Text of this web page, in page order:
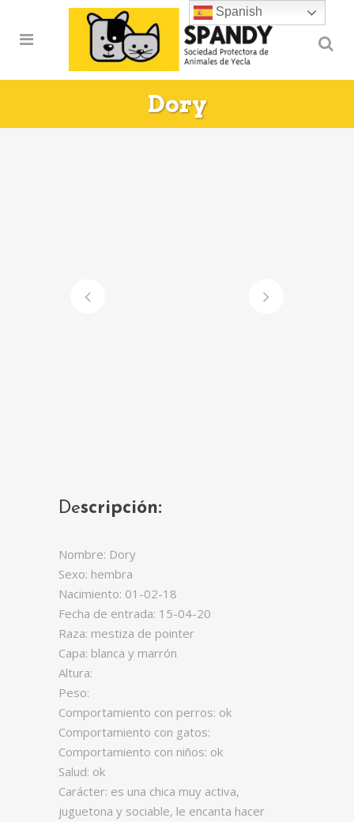
Dory
Descripción:
Nombre: Dory
Sexo: hembra
Nacimiento: 01-02-18
Fecha de entrada: 15-04-20
Raza: mestiza de pointer
Capa: blanca y marrón
Altura:
Peso:
Comportamiento con perros: ok
Comportamiento con gatos:
Comportamiento con niños: ok
Salud: ok
Carácter: es una chica muy activa,
juguetona y sociable, le encanta hacer
Spanish